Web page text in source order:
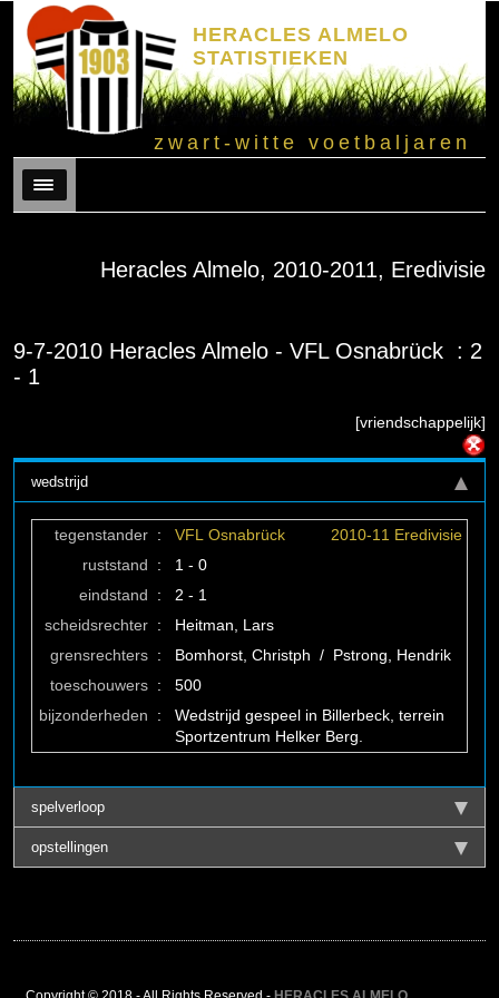
HERACLES ALMELO
STATISTIEKEN
zwart-witte voetbaljaren
Menu
Heracles Almelo, 2010-2011, Eredivisie
9-7-2010 Heracles Almelo - VFL Osnabrück : 2
- 1
[vriendschappelijk]
wedstrijd
tegenstander : VFL Osnabrück
2010-11 Eredivisie
ruststand
:
1 - 0
eindstand
:
2 - 1
scheidsrechter :
Heitman, Lars
grensrechters :
Bomhorst, Christph / Pstrong, Hendrik
toeschouwers :
500
bijzonderheden
:
Wedstrijd gespeel in Billerbeck, terrein
Sportzentrum Helker Berg.
spelverloop
opstellingen